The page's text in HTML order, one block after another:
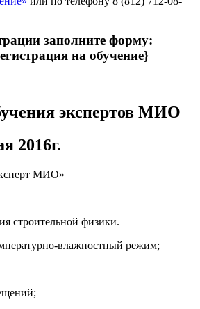
заполните форму:
на обучение}
экспертов МИО
2016г.
МИО»
строительной физики.
влажностный режим;